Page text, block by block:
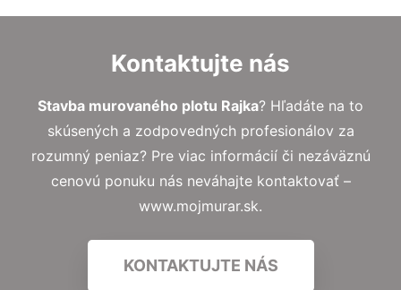
Kontaktujte nás
Stavba murovaného plotu Rajka? Hľadáte na to
skúsených a zodpovedných profesionálov za
rozumný peniaz? Pre viac informácií či nezáväznú
cenovú ponuku nás neváhajte kontaktovať –
www.mojmurar.sk.
KONTAKTUJTE NÁS